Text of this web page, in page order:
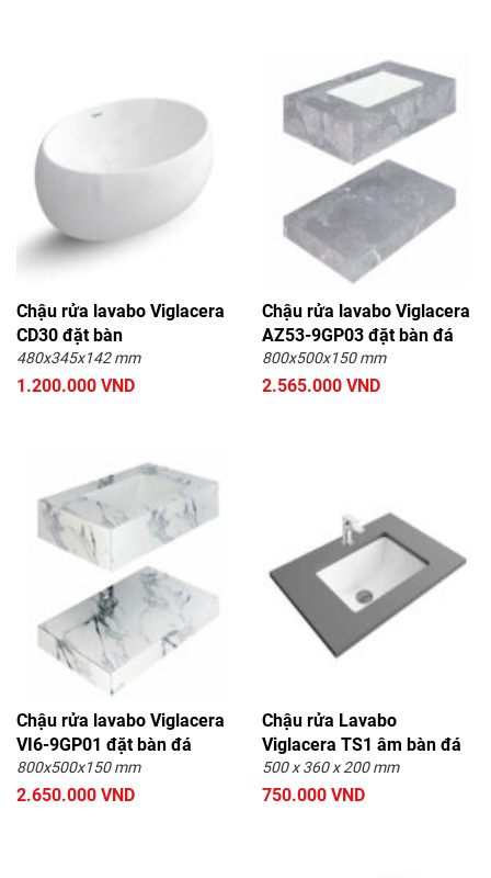
Chậu rửa lavabo Viglacera
CD30 đặt bàn
480x345x142 mm
1.200.000 VND
Chậu rửa lavabo Viglacera
AZ53-9GP03 đặt bàn đá
800x500x150 mm
2.565.000 VND
Chậu rửa lavabo Viglacera
VI6-9GP01 đặt bàn đá
800x500x150 mm
2.650.000 VND
Chậu rửa Lavabo
Viglacera TS1 âm bàn đá
500 x 360 x 200 mm
750.000 VND